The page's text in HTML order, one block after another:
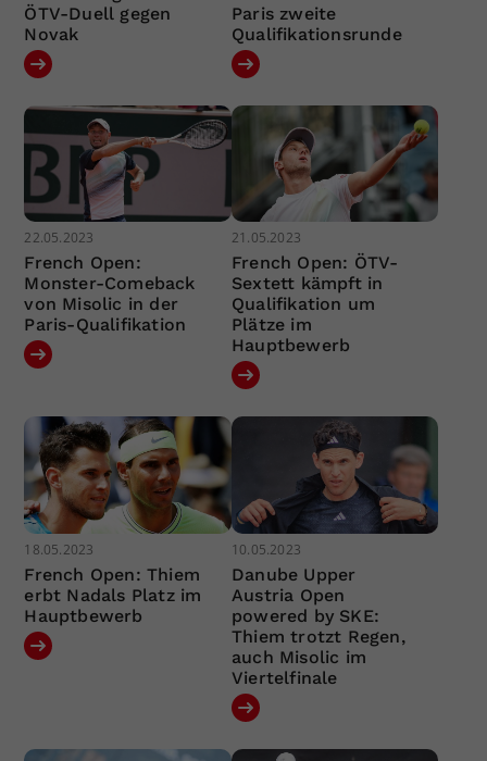
ÖTV-Duell gegen
Novak
Paris zweite
Qualifikationsrunde
22.05.2023
French Open:
Monster-Comeback
von Misolic in der
Paris-Qualifikation
21.05.2023
French Open: ÖTV-
Sextett kämpft in
Qualifikation um
Plätze im
Hauptbewerb
18.05.2023
French Open: Thiem
erbt Nadals Platz im
Hauptbewerb
10.05.2023
Danube Upper
Austria Open
powered by SKE:
Thiem trotzt Regen,
auch Misolic im
Viertelfinale